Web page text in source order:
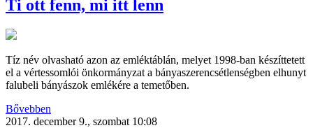
Ti ott fenn, mi itt lenn
Tíz név olvasható azon az emléktáblán, melyet 1998-ban készíttetett
el a vértessomlói önkormányzat a bányaszerencsétlenségben elhunyt
falubeli bányászok emlékére a temetőben.
Bővebben
2017. december 9., szombat 10:08